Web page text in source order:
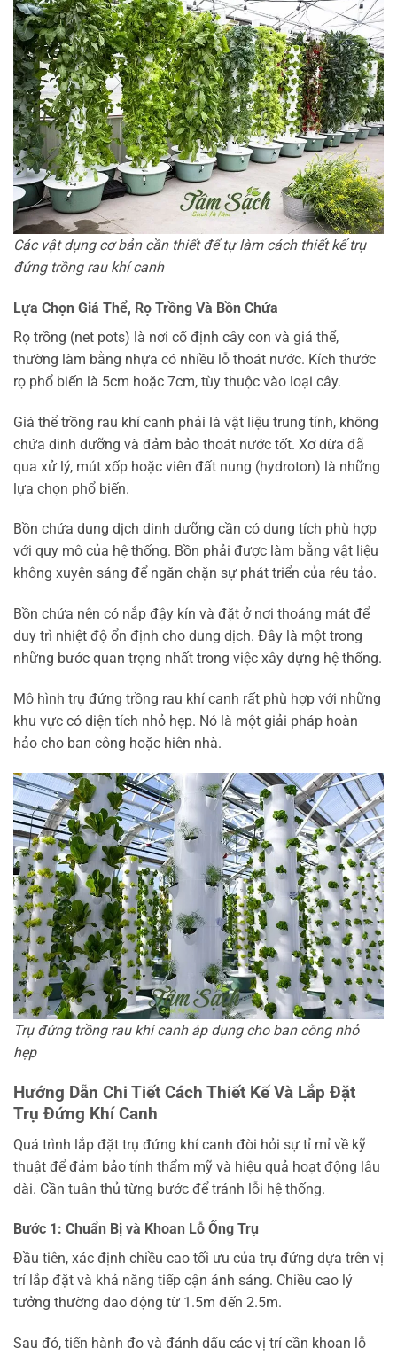
Các vật dụng cơ bản cần thiết để tự làm cách thiết kế trụ
đứng trồng rau khí canh
Lựa Chọn Giá Thể, Rọ Trồng Và Bồn Chứa
Rọ trồng (net pots) là nơi cố định cây con và giá thể,
thường làm bằng nhựa có nhiều lỗ thoát nước. Kích thước
rọ phổ biến là 5cm hoặc 7cm, tùy thuộc vào loại cây.
Giá thể trồng rau khí canh phải là vật liệu trung tính, không
chứa dinh dưỡng và đảm bảo thoát nước tốt. Xơ dừa đã
qua xử lý, mút xốp hoặc viên đất nung (hydroton) là những
lựa chọn phổ biến.
Bồn chứa dung dịch dinh dưỡng cần có dung tích phù hợp
với quy mô của hệ thống. Bồn phải được làm bằng vật liệu
không xuyên sáng để ngăn chặn sự phát triển của rêu tảo.
Bồn chứa nên có nắp đậy kín và đặt ở nơi thoáng mát để
duy trì nhiệt độ ổn định cho dung dịch. Đây là một trong
những bước quan trọng nhất trong việc xây dựng hệ thống.
Mô hình trụ đứng trồng rau khí canh rất phù hợp với những
khu vực có diện tích nhỏ hẹp. Nó là một giải pháp hoàn
hảo cho ban công hoặc hiên nhà.
Trụ đứng trồng rau khí canh áp dụng cho ban công nhỏ
hẹp
Hướng Dẫn Chi Tiết Cách Thiết Kế Và Lắp Đặt
Trụ Đứng Khí Canh
Quá trình lắp đặt trụ đứng khí canh đòi hỏi sự tỉ mỉ về kỹ
thuật để đảm bảo tính thẩm mỹ và hiệu quả hoạt động lâu
dài. Cần tuân thủ từng bước để tránh lỗi hệ thống.
Bước 1: Chuẩn Bị và Khoan Lỗ Ống Trụ
Đầu tiên, xác định chiều cao tối ưu của trụ đứng dựa trên vị
trí lắp đặt và khả năng tiếp cận ánh sáng. Chiều cao lý
tưởng thường dao động từ 1.5m đến 2.5m.
Sau đó, tiến hành đo và đánh dấu các vị trí cần khoan lỗ